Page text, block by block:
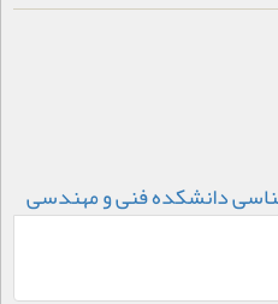
دانشکده فنی و مهندسی